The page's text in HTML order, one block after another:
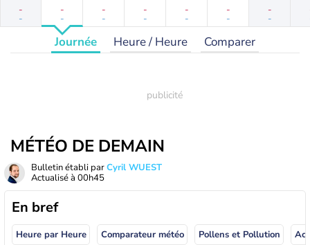
-
-
-
-
-
-
-
-
-
-
-
-
-
-
Journée Heure / Heure Comparer
MÉTÉO DE DEMAIN
Bulletin établi parCyril WUEST
Actualisé à 00h45
En bref
Heure par Heure Comparateur météo Pollens et Pollution